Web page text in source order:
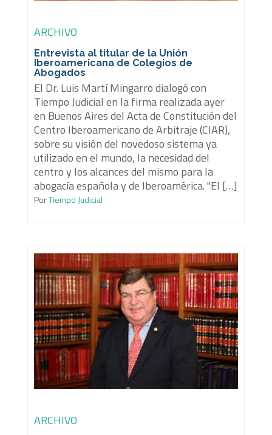
ARCHIVO
Entrevista al titular de la Unión
Iberoamericana de Colegios de
Abogados
El Dr. Luis Martí Mingarro dialogó con
Tiempo Judicial en la firma realizada ayer
en Buenos Aires del Acta de Constitución del
Centro Iberoamericano de Arbitraje (CIAR),
sobre su visión del novedoso sistema ya
utilizado en el mundo, la necesidad del
centro y los alcances del mismo para la
abogacía española y de Iberoamérica. "El […]
PorTiempo Judicial
ARCHIVO